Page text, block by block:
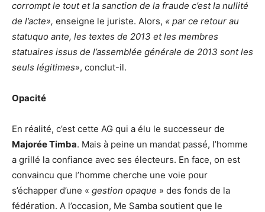
corrompt le tout et la sanction de la fraude c’est la nullité
de l’acte», enseigne le juriste. Alors, « par ce retour au
statuquo ante, les textes de 2013 et les membres
statuaires issus de l’assemblée générale de 2013 sont les
seuls légitimes», conclut-il.
Opacité
En réalité, c’est cette AG qui a élu le successeur de
Majorée Timba. Mais à peine un mandat passé, l’homme
a grillé la confiance avec ses électeurs. En face, on est
convaincu que l’homme cherche une voie pour
s’échapper d’une « gestion opaque » des fonds de la
fédération. A l’occasion, Me Samba soutient que le